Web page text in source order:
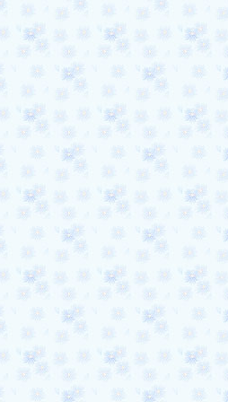
學】【風水館】1.居家風水2.企業風水3.